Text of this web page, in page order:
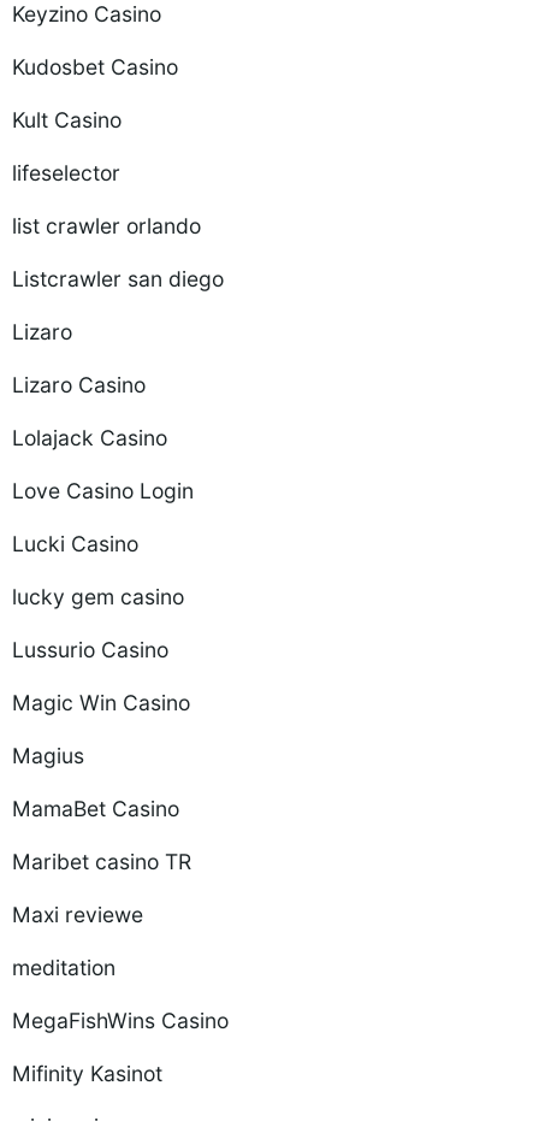
Keyzino Casino
Kudosbet Casino
Kult Casino
lifeselector
list crawler orlando
Listcrawler san diego
Lizaro
Lizaro Casino
Lolajack Casino
Love Casino Login
Lucki Casino
lucky gem casino
Lussurio Casino
Magic Win Casino
Magius
MamaBet Casino
Maribet casino TR
Maxi reviewe
meditation
MegaFishWins Casino
Mifinity Kasinot